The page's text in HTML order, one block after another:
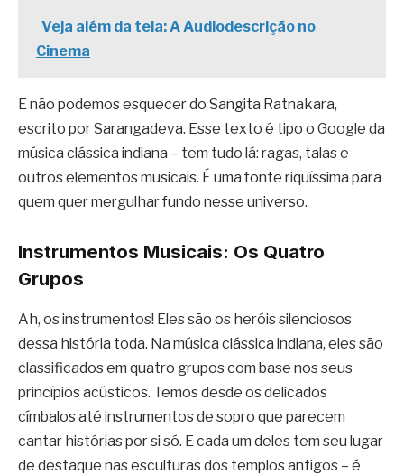
Veja além da tela: A Audiodescrição no
Cinema
E não podemos esquecer do Sangita Ratnakara,
escrito por Sarangadeva. Esse texto é tipo o Google da
música clássica indiana – tem tudo lá: ragas, talas e
outros elementos musicais. É uma fonte riquíssima para
quem quer mergulhar fundo nesse universo.
Instrumentos Musicais: Os Quatro
Grupos
Ah, os instrumentos! Eles são os heróis silenciosos
dessa história toda. Na música clássica indiana, eles são
classificados em quatro grupos com base nos seus
princípios acústicos. Temos desde os delicados
címbalos até instrumentos de sopro que parecem
cantar histórias por si só. E cada um deles tem seu lugar
de destaque nas esculturas dos templos antigos – é